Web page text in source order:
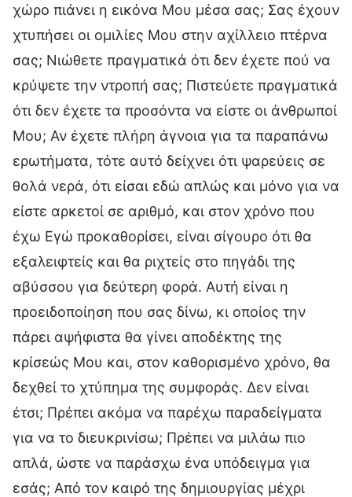
χώρο πιάνει η εικόνα Μου μέσα σας; Σας έχουν
χτυπήσει οι ομιλίες Μου στην αχίλλειο πτέρνα
σας; Νιώθετε πραγματικά ότι δεν έχετε πού να
κρύψετε την ντροπή σας; Πιστεύετε πραγματικά
ότι δεν έχετε τα προσόντα να είστε οι άνθρωποί
Μου; Αν έχετε πλήρη άγνοια για τα παραπάνω
ερωτήματα, τότε αυτό δείχνει ότι ψαρεύεις σε
θολά νερά, ότι είσαι εδώ απλώς και μόνο για να
είστε αρκετοί σε αριθμό, και στον χρόνο που
έχω Εγώ προκαθορίσει, είναι σίγουρο ότι θα
εξαλειφτείς και θα ριχτείς στο πηγάδι της
αβύσσου για δεύτερη φορά. Αυτή είναι η
προειδοποίηση που σας δίνω, κι οποίος την
πάρει αψήφιστα θα γίνει αποδέκτης της
κρίσεώς Μου και, στον καθορισμένο χρόνο, θα
δεχθεί το χτύπημα της συμφοράς. Δεν είναι
έτσι; Πρέπει ακόμα να παρέχω παραδείγματα
για να το διευκρινίσω; Πρέπει να μιλάω πιο
απλά, ώστε να παράσχω ένα υπόδειγμα για
εσάς; Από τον καιρό της δημιουργίας μέχρι